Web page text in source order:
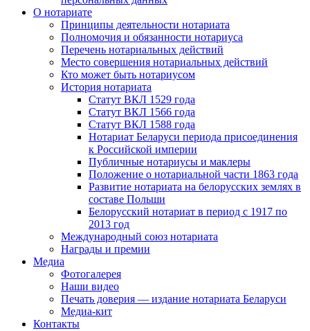
О нотариате
Принципы деятельности нотариата
Полномочия и обязанности нотариуса
Перечень нотариальных действий
Место совершения нотариальных действий
Кто может быть нотариусом
История нотариата
Статут ВКЛ 1529 года
Статут ВКЛ 1566 года
Статут ВКЛ 1588 года
Нотариат Беларуси периода присоединения
к Российской империи
Публичные нотариусы и маклеры
Положение о нотариальной части 1863 года
Развитие нотариата на белорусских землях в
составе Польши
Белорусский нотариат в период с 1917 по
2013 год
Международный союз нотариата
Награды и премии
Медиа
Фотогалерея
Наши видео
Печать доверия — издание нотариата Беларуси
Медиа-кит
Контакты